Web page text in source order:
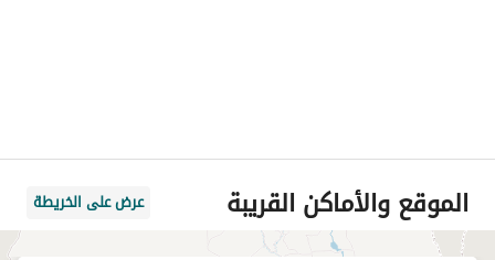
الموقع والأماكن القريبة عرض على الخريطة